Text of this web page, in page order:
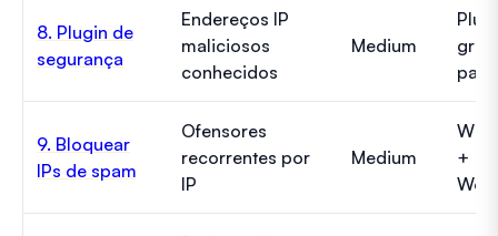
8. Plugin de
segurança
Endereços IP
maliciosos
conhecidos
Medium
9. Bloquear
IPs de spam
Ofensores
recorrentes por
IP
Medium
+